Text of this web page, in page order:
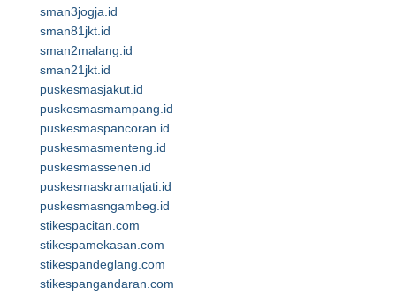
sman3jogja.id
sman81jkt.id
sman2malang.id
sman21jkt.id
puskesmasjakut.id
puskesmasmampang.id
puskesmaspancoran.id
puskesmasmenteng.id
puskesmassenen.id
puskesmaskramatjati.id
puskesmasngambeg.id
stikespacitan.com
stikespamekasan.com
stikespandeglang.com
stikespangandaran.com